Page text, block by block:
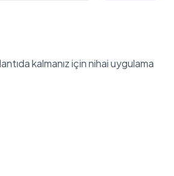
kalmanız için nihai uygulama